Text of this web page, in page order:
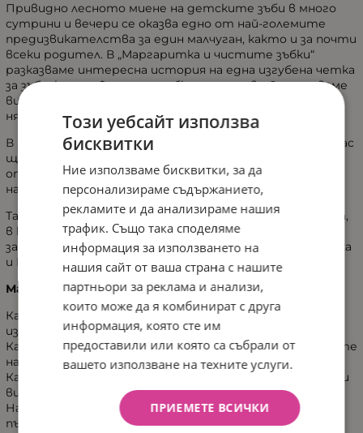
Привидно лесното миене на детските зъби в много
сутрини и вечери се оказва едно от най-големите
предизвикателства за един малчуган, както и за почти
всеки родител. В „Маргаритка и чистите зъбки“
разказваме интересна история на една изгубена четка
за зъби, която Феята на зъбките спасява. Запознаваме
ви с неприятните Зъборазрушители и ви издаваме
някои хитринки как да не ги пускаме при зъбките.
В „Маргаритка и чистите зъбки“ най-малките сред нас
ще припознаят себе си във всяка ситуция и така ще
открият, че привидно досадните за тях неща са
наистина важни.
Тази книжка е четвъртата от нова детска поредица,
в която децата научават за полезните навици в
забавни приключения, заедно с Биби, Мими, Маргаритка
и Бухалчето.
Маргаритка и чистите ръце
Какво прави ръцете ни мръсни, дори когато те
изглеждат съвсем чисти?
Какви са тези странни същества, които възрастните
наричат „микроби“?
Как може те да са опасни, когато дори не можем да ги
видим?
Наистина ли със сапун и вода може да се направи
пързалка за вредни дребосъци?
Този уебсайт използва
бисквитки
Ние използваме бисквитки, за да
персонализираме съдържанието,
рекламите и да анализираме нашия
трафик. Също така споделяме
информация за използването на
нашия сайт от ваша страна с нашите
партньори за реклама и анализи,
които може да я комбинират с друга
информация, която сте им
предоставили или която са събрали от
вашето използване на техните услуги.
ПРИЕМЕТЕ ВСИЧКИ